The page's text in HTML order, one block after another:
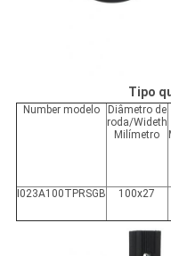
Tipo
Number modelo
Diâmetro de
roda/Wideth
Milímetro
I023A100TPRSGB 100x27